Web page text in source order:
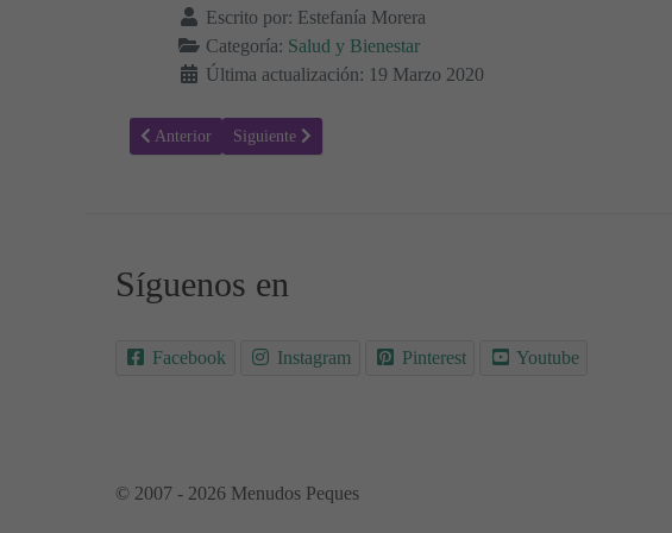
Escrito por: Estefanía Morera
Categoría: Salud y Bienestar
Última actualización: 19 Marzo 2020
Artículo anterior: Uso de mascarillas y guantes. ¿Nos protegen? ¿Cómo usarlos?
Anterior Artículo siguiente: Lo que necesitas saber sobre la Pitiriasis rosada
Siguiente
Síguenos en
Facebook Instagram Pinterest Youtube
© 2007 - 2026 Menudos Peques